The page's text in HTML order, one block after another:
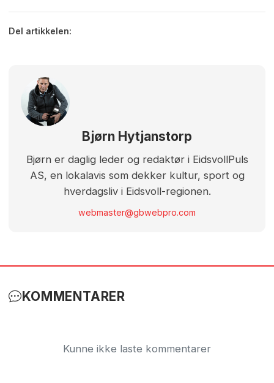
Del artikkelen:
Bjørn Hytjanstorp
Bjørn er daglig leder og redaktør i EidsvollPuls
AS, en lokalavis som dekker kultur, sport og
hverdagsliv i Eidsvoll-regionen.
webmaster@gbwebpro.com
KOMMENTARER
Kunne ikke laste kommentarer